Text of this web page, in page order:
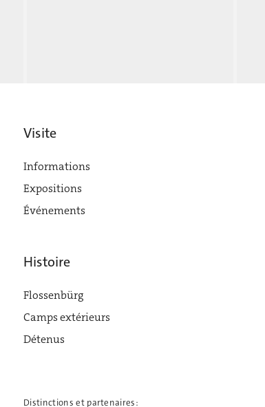
Visite
Informations
Expositions
Événements
Histoire
Flossenbürg
Camps extérieurs
Détenus
Distinctions et partenaires: